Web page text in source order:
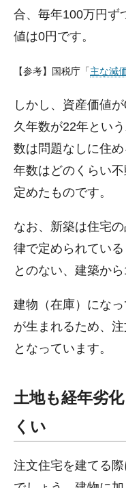
合、毎年100万円ず
値は0円です。
【参考】国税庁「主な減
しかし、資産価値
久年数が22年とい
数は問題なしに住
年数はどのくらい
定めたものです。
なお、新築は住宅
律で定められてい
とのない、建築か
建物（在庫）にな
が生まれるため、
となっています。
土地も経年劣
くい
注文住宅を建てる